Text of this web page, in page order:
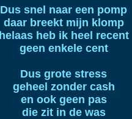
Dus snel naar een pomp
daar breekt mijn klomp
helaas heb ik heel recent
geen enkele cent
Dus grote stress
geheel zonder cash
en ook geen pas
die zit in de was